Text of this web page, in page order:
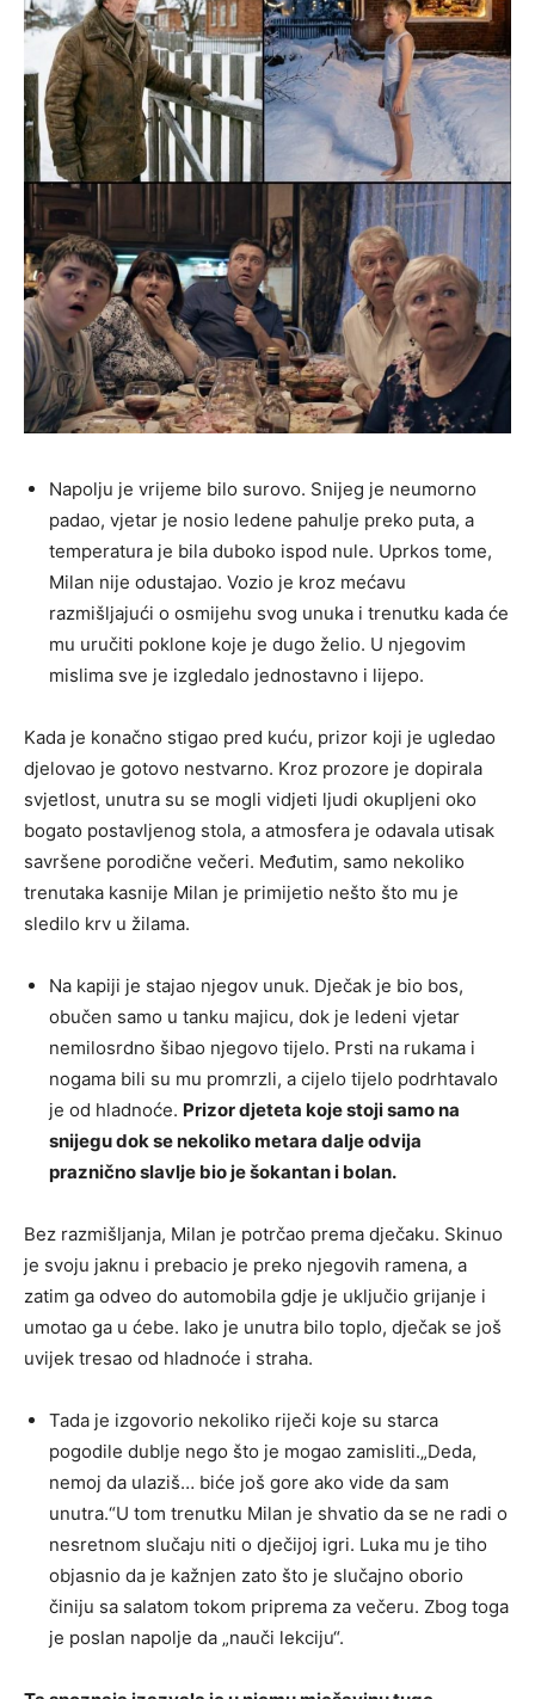
Napolju je vrijeme bilo surovo. Snijeg je neumorno
padao, vjetar je nosio ledene pahulje preko puta, a
temperatura je bila duboko ispod nule. Uprkos tome,
Milan nije odustajao. Vozio je kroz mećavu
razmišljajući o osmijehu svog unuka i trenutku kada će
mu uručiti poklone koje je dugo želio. U njegovim
mislima sve je izgledalo jednostavno i lijepo.
Kada je konačno stigao pred kuću, prizor koji je ugledao
djelovao je gotovo nestvarno. Kroz prozore je dopirala
svjetlost, unutra su se mogli vidjeti ljudi okupljeni oko
bogato postavljenog stola, a atmosfera je odavala utisak
savršene porodične večeri. Međutim, samo nekoliko
trenutaka kasnije Milan je primijetio nešto što mu je
sledilo krv u žilama.
Na kapiji je stajao njegov unuk. Dječak je bio bos,
obučen samo u tanku majicu, dok je ledeni vjetar
nemilosrdno šibao njegovo tijelo. Prsti na rukama i
nogama bili su mu promrzli, a cijelo tijelo podrhtavalo
je od hladnoće. Prizor djeteta koje stoji samo na
snijegu dok se nekoliko metara dalje odvija
praznično slavlje bio je šokantan i bolan.
Bez razmišljanja, Milan je potrčao prema dječaku. Skinuo
je svoju jaknu i prebacio je preko njegovih ramena, a
zatim ga odveo do automobila gdje je uključio grijanje i
umotao ga u ćebe. Iako je unutra bilo toplo, dječak se još
uvijek tresao od hladnoće i straha.
Tada je izgovorio nekoliko riječi koje su starca
pogodile dublje nego što je mogao zamisliti.„Deda,
nemoj da ulaziš… biće još gore ako vide da sam
unutra.“U tom trenutku Milan je shvatio da se ne radi o
nesretnom slučaju niti o dječijoj igri. Luka mu je tiho
objasnio da je kažnjen zato što je slučajno oborio
činiju sa salatom tokom priprema za večeru. Zbog toga
je poslan napolje da „nauči lekciju“.